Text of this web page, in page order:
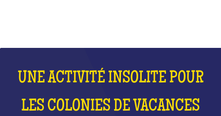
UNE ACTIVITÉ INSOLITE POUR
LES COLONIES DE VACANCES